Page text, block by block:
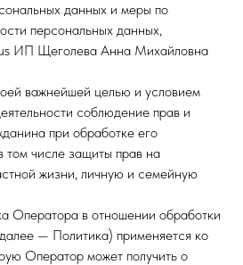
данных и меры по
персональных данных,
ИП Щеголева Анна Михайловна
важнейшей целью и условием
соблюдение прав и
при обработке его
том числе защиты прав на
жизни, личную и семейную
Оператора в отношении обработки
— Политика) применяется ко
Оператор может получить о